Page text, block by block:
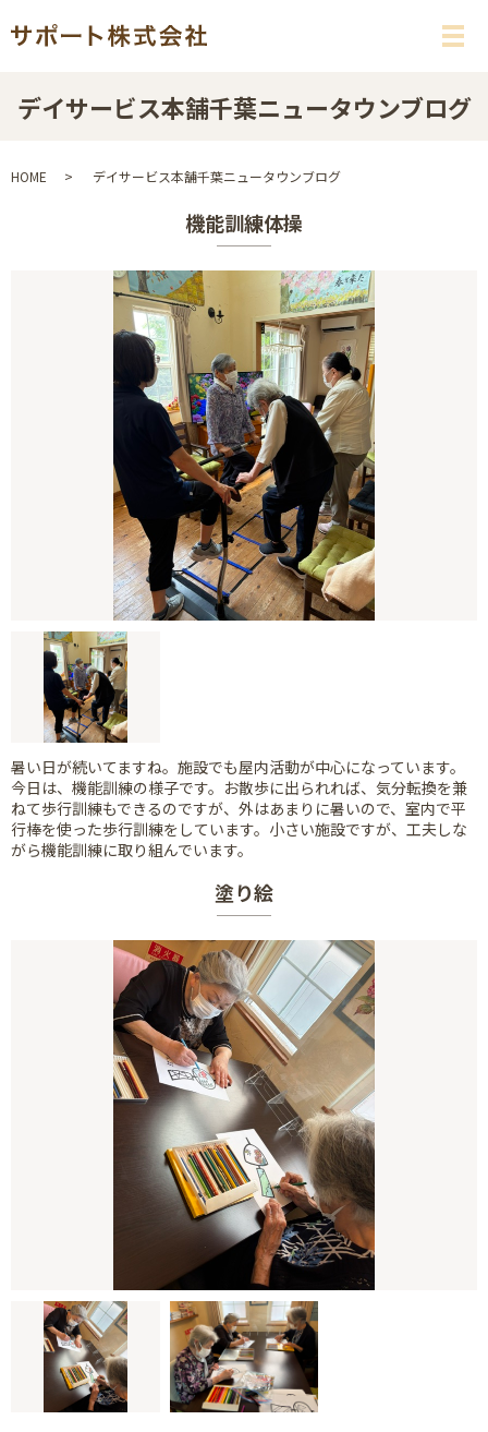
メ
デイサービス本舗千葉ニュータウンブログ
HOME デイサービス本舗千葉ニュータウンブログ
機能訓練体操
暑い日が続いてますね。施設でも屋内活動が中心になっています。
今日は、機能訓練の様子です。お散歩に出られれば、気分転換を兼
ねて歩行訓練もできるのですが、外はあまりに暑いので、室内で平
行棒を使った歩行訓練をしています。小さい施設ですが、工夫しな
がら機能訓練に取り組んでいます。
塗り絵